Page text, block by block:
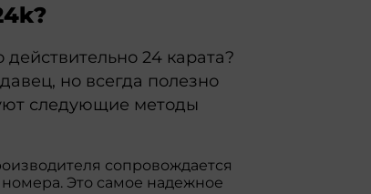
24 карата?
но всегда полезно
следующие методы
сопровождается
Это самое надежное